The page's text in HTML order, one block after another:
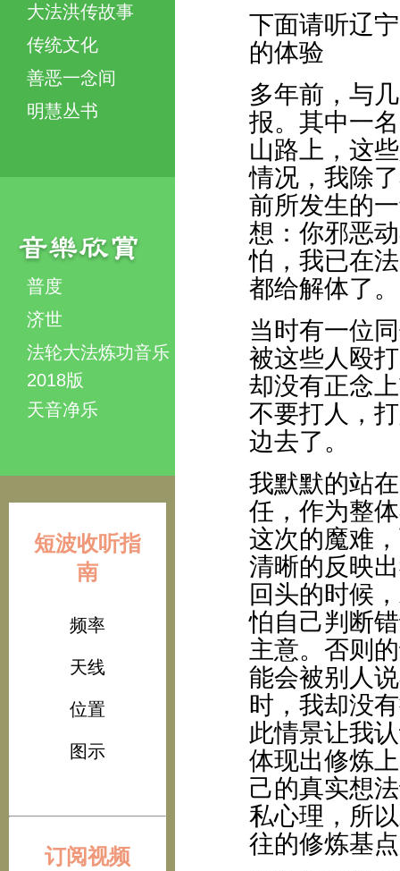
大法洪传故事
传统文化
善恶一念间
明慧丛书
普度
济世
法轮大法炼功音乐
2018版
天音净乐
短波收听指
南
频率
天线
位置
图示
订阅视频
下面请听辽
的体验
多年前，与
报。其中一
山路上，这
情况，我除
前所发生的
想：你邪恶
怕，我已在
都给解体了。
当时有一位
被这些人殴
却没有正念
不要打人，
边去了。
我默默的站
任，作为整
这次的魔难
清晰的反映
回头的时候
怕自己判断
主意。否则
能会被别人
时，我却没
此情景让我
体现出修炼
己的真实想
私心理，所
往的修炼基